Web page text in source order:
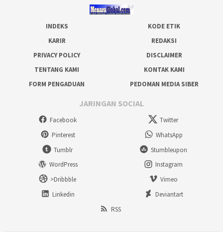
INDEKS
KODE ETIK
KARIR
REDAKSI
PRIVACY POLICY
DISCLAIMER
TENTANG KAMI
KONTAK KAMI
FORM PENGADUAN
PEDOMAN MEDIA SIBER
JARINGAN SOCIAL
Facebook
Twitter
Pinterest
WhatsApp
Tumblr
Stumbleupon
WordPress
Instagram
>Dribbble
Vimeo
Linkedin
Deviantart
RSS